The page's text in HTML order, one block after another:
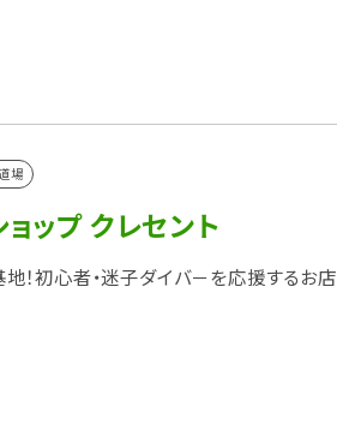
場
ップ クレセント
！初心者・迷子ダイバ－を応援するお店